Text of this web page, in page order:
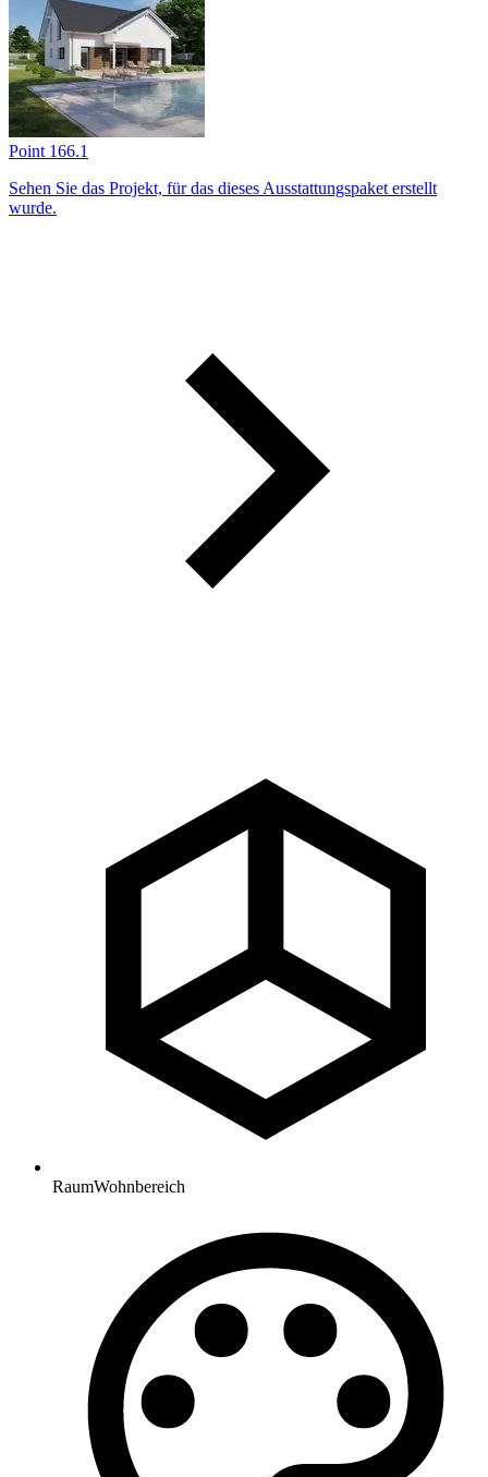
Point 166.1
Sehen Sie das Projekt, für das dieses Ausstattungs­paket erstellt
wurde.
RaumWohnbereich